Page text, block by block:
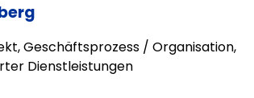
Geschäftsprozess / Organisation,
Dienstleistungen